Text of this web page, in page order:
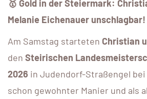
🥇 Gold in der Steiermark:
Melanie Eichenauer unschlagbar!
Am Samstag starteten Christian
den Steirischen
2026 in Judendorf-Straßengel bei
schon gewohnter Manier und als